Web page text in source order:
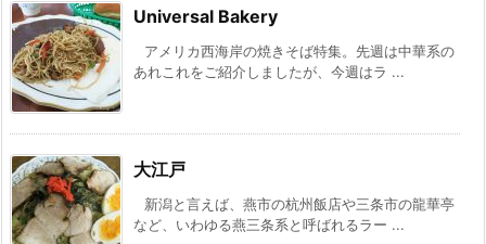
Universal Bakery
アメリカ西海岸の焼きそば特集。先週は中華系の
あれこれをご紹介しましたが、今週はラ ...
大江戸
新潟と言えば、燕市の杭州飯店や三条市の龍華亭
など、いわゆる燕三条系と呼ばれるラー ...